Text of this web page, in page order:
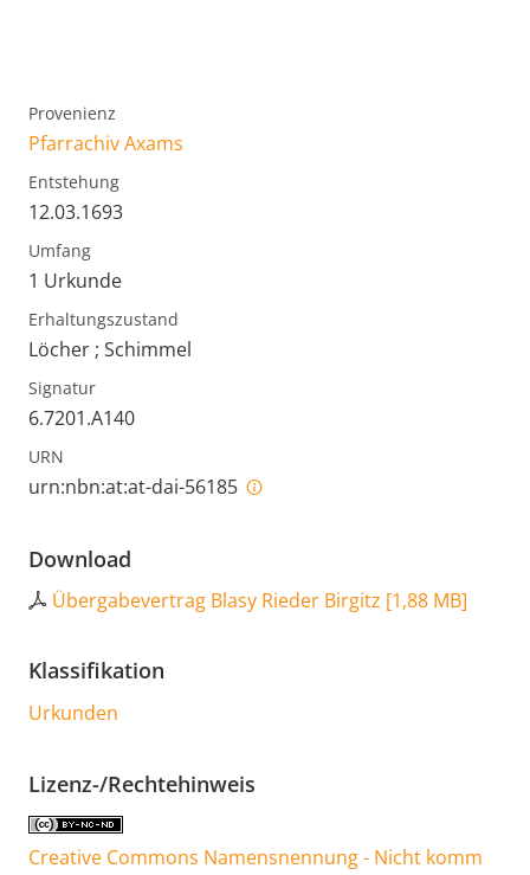
Provenienz
Pfarrachiv Axams
Entstehung
12.03.1693
Umfang
1 Urkunde
Erhaltungszustand
Löcher ; Schimmel
Signatur
6.7201.A140
URN
urn:nbn:at:at-dai-56185
Download
Übergabevertrag Blasy Rieder Birgitz [1,88 MB]
Klassifikation
Urkunden
Lizenz-/Rechtehinweis
Creative Commons Namensnennung - Nicht komm